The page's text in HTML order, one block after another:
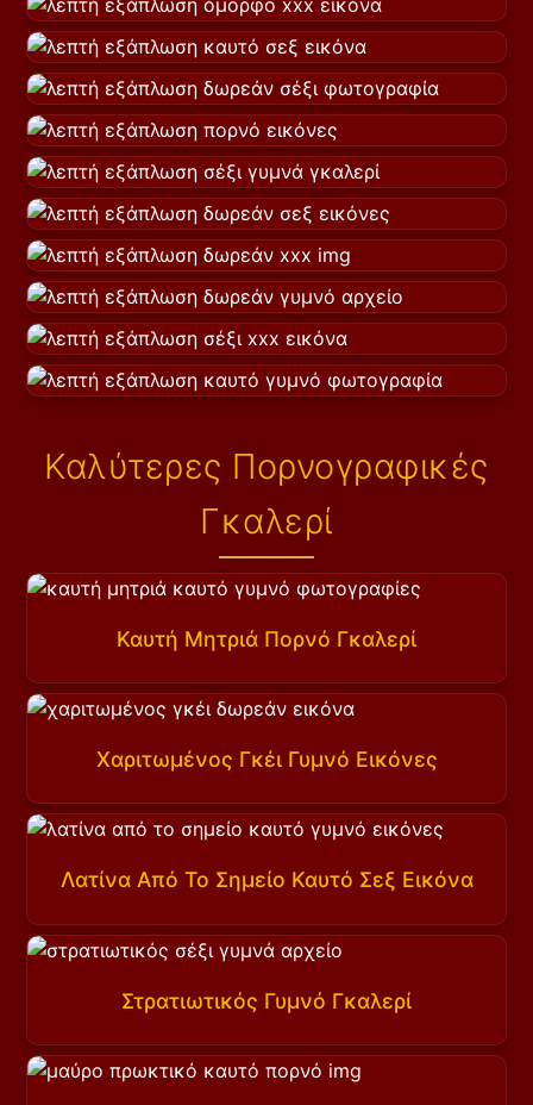
Καλύτερες Πορνογραφικές
Γκαλερί
Καυτή Μητριά Πορνό Γκαλερί
Χαριτωμένος Γκέι Γυμνό Εικόνες
Λατίνα Από Το Σημείο Καυτό Σεξ Εικόνα
Στρατιωτικός Γυμνό Γκαλερί